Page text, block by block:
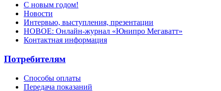
С новым годом!
Новости
Интервью, выступления, презентации
НОВОЕ: Онлайн-журнал «Юнипро Мегаватт»
Контактная информация
Потребителям
Способы оплаты
Передача показаний